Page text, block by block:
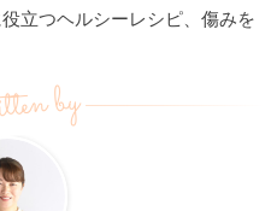
立つヘルシーレシピ、傷みを
by